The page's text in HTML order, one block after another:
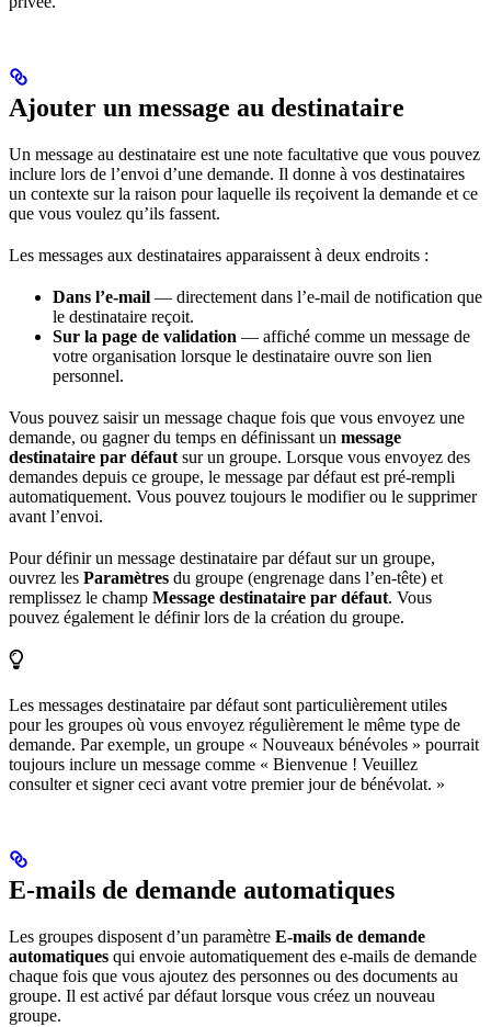
Ajouter un message au destinataire
Un message au destinataire est une note facultative que vous pouvez
inclure lors de l’envoi d’une demande. Il donne à vos destinataires
un contexte sur la raison pour laquelle ils reçoivent la demande et ce
que vous voulez qu’ils fassent.
Les messages aux destinataires apparaissent à deux endroits :
Dans l’e-mail — directement dans l’e-mail de notification que
le destinataire reçoit.
Sur la page de validation — affiché comme un message de
votre organisation lorsque le destinataire ouvre son lien
personnel.
Vous pouvez saisir un message chaque fois que vous envoyez une
demande, ou gagner du temps en définissant un message
destinataire par défaut sur un groupe. Lorsque vous envoyez des
demandes depuis ce groupe, le message par défaut est pré-rempli
automatiquement. Vous pouvez toujours le modifier ou le supprimer
avant l’envoi.
Pour définir un message destinataire par défaut sur un groupe,
ouvrez les Paramètres du groupe (engrenage dans l’en-tête) et
remplissez le champ Message destinataire par défaut. Vous
pouvez également le définir lors de la création du groupe.
Les messages destinataire par défaut sont particulièrement utiles
pour les groupes où vous envoyez régulièrement le même type de
demande. Par exemple, un groupe « Nouveaux bénévoles » pourrait
toujours inclure un message comme « Bienvenue ! Veuillez
consulter et signer ceci avant votre premier jour de bénévolat. »
E-mails de demande automatiques
Les groupes disposent d’un paramètre E-mails de demande
automatiques qui envoie automatiquement des e-mails de demande
chaque fois que vous ajoutez des personnes ou des documents au
groupe. Il est activé par défaut lorsque vous créez un nouveau
groupe.